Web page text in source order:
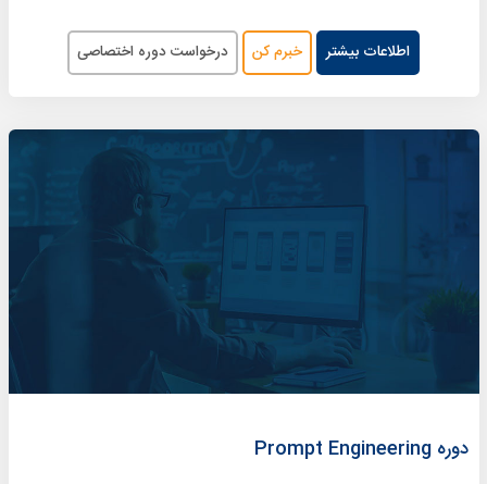
اطلاعات بیشتر خبرم کن درخواست دوره اختصاصی
دوره Prompt Engineering